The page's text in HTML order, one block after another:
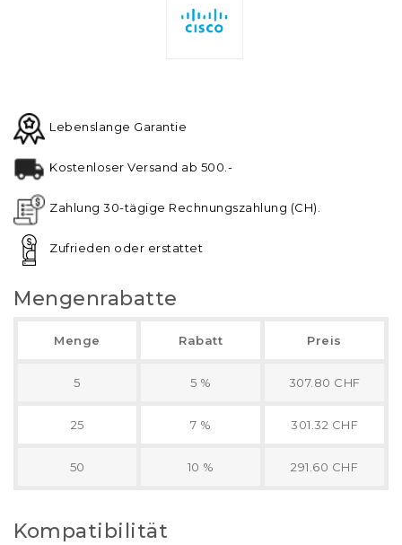
Lebenslange Garantie
Kostenloser Versand ab 500.-
Zahlung 30-tägige Rechnungszahlung (CH).
Zufrieden oder erstattet
Mengenrabatte
Menge Rabatt Preis
5 5 % 307.80 CHF
25 7 % 301.32 CHF
50 10 % 291.60 CHF
Kompatibilität